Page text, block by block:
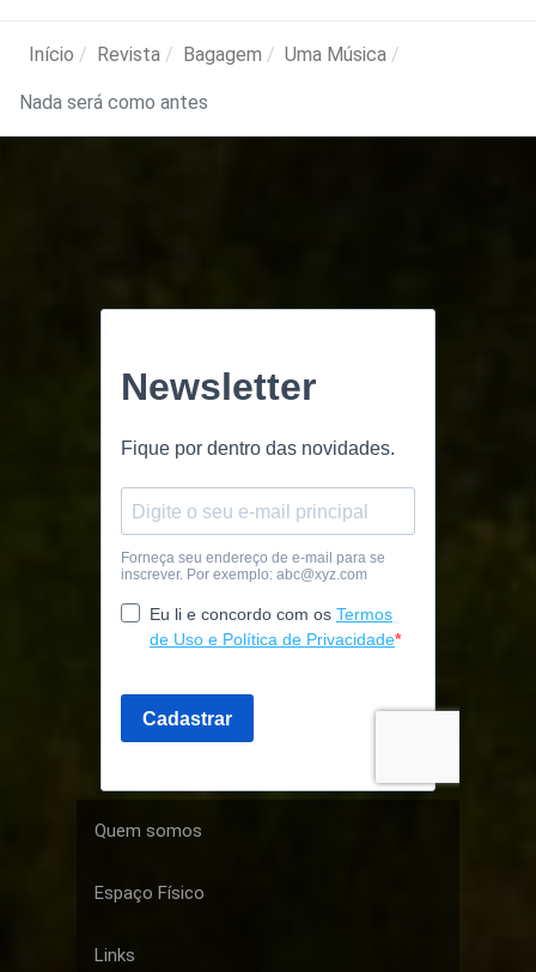
Início Revista Bagagem Uma Música
Nada será como antes
Quem somos
Espaço Físico
Links